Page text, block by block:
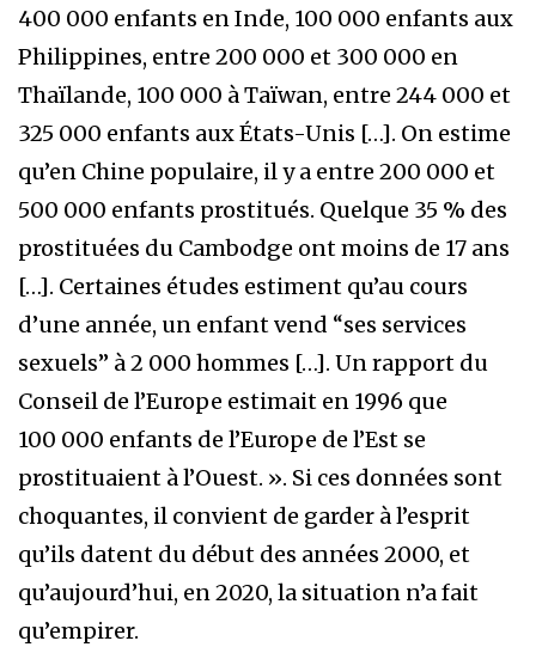
400 000 enfants en Inde, 100 000 enfants aux
Philippines, entre 200 000 et 300 000 en
Thaïlande, 100 000 à Taïwan, entre 244 000 et
325 000 enfants aux États-Unis […]. On estime
qu’en Chine populaire, il y a entre 200 000 et
500 000 enfants prostitués. Quelque 35 % des
prostituées du Cambodge ont moins de 17 ans
[…]. Certaines études estiment qu’au cours
d’une année, un enfant vend “ses services
sexuels” à 2 000 hommes […]. Un rapport du
Conseil de l’Europe estimait en 1996 que
100 000 enfants de l’Europe de l’Est se
prostituaient à l’Ouest. ». Si ces données sont
choquantes, il convient de garder à l’esprit
qu’ils datent du début des années 2000, et
qu’aujourd’hui, en 2020, la situation n’a fait
qu’empirer.